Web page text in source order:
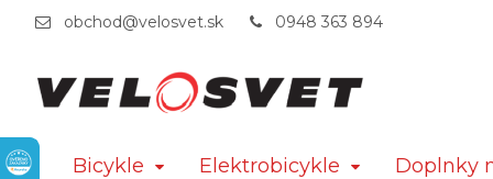
obchod@velosvet.sk 0948 363 894
Bicykle Elektrobicykle Doplnky